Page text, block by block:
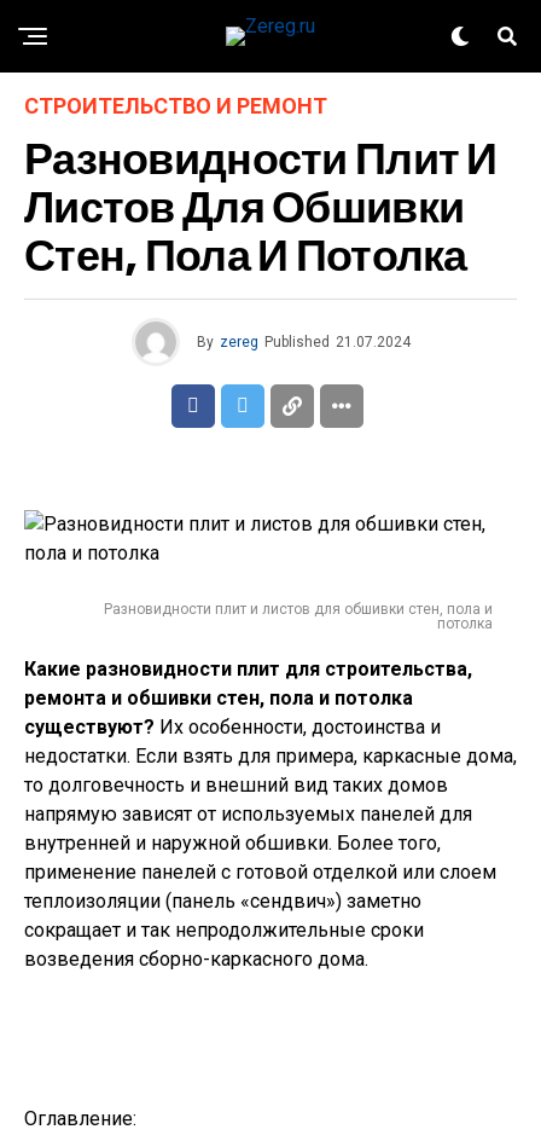
СТРОИТЕЛЬСТВО И РЕМОНТ
Разновидности Плит И
Листов Для Обшивки
Стен, Пола И Потолка
By zereg Published 21.07.2024
Разновидности плит и листов для обшивки стен, пола и
потолка
Какие разновидности плит для строительства,
ремонта и обшивки стен, пола и потолка
существуют? Их особенности, достоинства и
недостатки. Если взять для примера, каркасные дома,
то долговечность и внешний вид таких домов
напрямую зависят от используемых панелей для
внутренней и наружной обшивки. Более того,
применение панелей с готовой отделкой или слоем
теплоизоляции (панель «сендвич») заметно
сокращает и так непродолжительные сроки
возведения сборно-каркасного дома.
Оглавление: